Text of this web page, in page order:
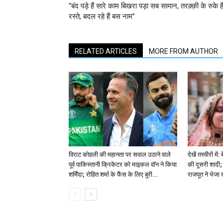
“बंद पड़े हैं सारे काम बिखरा पड़ा सब सामान, तरक़्क़ी के रुके हैं
रस्ते, बदल रहे हैं बस नाम”
RELATED ARTICLES MORE FROM AUTHOR
विराट कोहली की महानता पर सवाल उठाने वाले
पूर्व पाकिस्तानी क्रिकेटर को माइकल वॉन ने किया
शर्मिंदा; रोहित शर्मा के फैंस के लिए बुरी...
देखें तस्वीरों में:
की दूसरी
राजपूत ने भेजा